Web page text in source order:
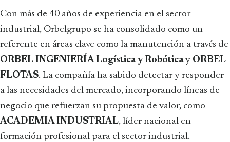
Con más de 40 años de experiencia en el sector
industrial, Orbelgrupo se ha consolidado como un
referente en áreas clave como la manutención a través de
ORBEL INGENIERÍA Logística y Robóticay ORBEL
FLOTAS. La compañía ha sabido detectar y responder
a las necesidades del mercado, incorporando líneas de
negocio que refuerzan su propuesta de valor, como
ACADEMIA INDUSTRIAL, líder nacional en
formación profesional para el sector industrial.